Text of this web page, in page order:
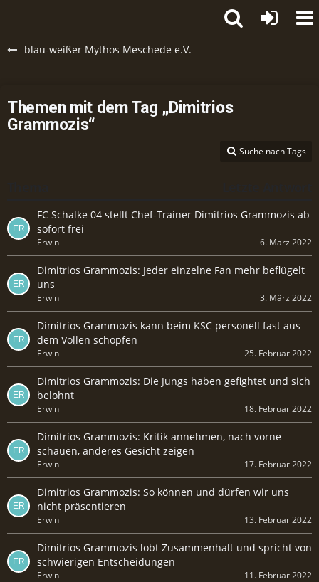
blau-weißer Mythos Meschede e.V.
Themen mit dem Tag „Dimitrios
Grammozis“
Suche nach Tags
FC Schalke 04 stellt Chef-Trainer Dimitrios Grammozis ab
sofort frei
Erwin 6. März 2022
Dimitrios Grammozis: Jeder einzelne Fan mehr beflügelt
uns
Erwin 3. März 2022
Dimitrios Grammozis kann beim KSC personell fast aus
dem Vollen schöpfen
Erwin 25. Februar 2022
Dimitrios Grammozis: Die Jungs haben gefightet und sich
belohnt
Erwin 18. Februar 2022
Dimitrios Grammozis: Kritik annehmen, nach vorne
schauen, anderes Gesicht zeigen
Erwin 17. Februar 2022
Dimitrios Grammozis: So können und dürfen wir uns
nicht präsentieren
Erwin 13. Februar 2022
Dimitrios Grammozis lobt Zusammenhalt und spricht von
schwierigen Entscheidungen
Erwin 11. Februar 2022